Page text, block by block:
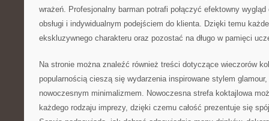
wrażeń. Profesjonalny barman potrafi połączyć efektowny
obsługi i indywidualnym podejściem do klienta. Dzięki temu
ekskluzywnego charakteru oraz pozostać na długo w pamięci
Na stronie można znaleźć również treści dotyczące wieczorów
popularnością cieszą się wydarzenia inspirowane stylem
nowoczesnym minimalizmem. Nowoczesna strefa koktajlowa
każdego rodzaju imprezy, dzięki czemu całość prezentuje się